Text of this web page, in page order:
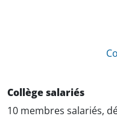
Collège salariés
10 membres salariés,